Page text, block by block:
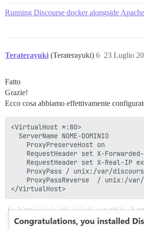
Running Discourse docker alongside Apache
Teraterayuki (Teraterayuki) 23 Luglio
6
Fatto
Grazie!
Ecco cosa abbiamo effettivamente
<VirtualHost *:80>
  ServerName NOME-DOMINIO
    ProxyPreserveHost on
RequestHeader set X-
RequestHeader set X-Real-IP
ProxyPass / unix:/var/
ProxyPassReverse  / unix:/